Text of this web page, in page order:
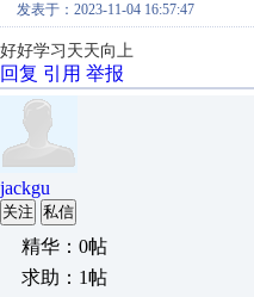
发表于：2023-11-04 16:57:47
好好学习天天向上
回复 引用 举报
jackgu
关注 私信
精华：0帖
求助：1帖